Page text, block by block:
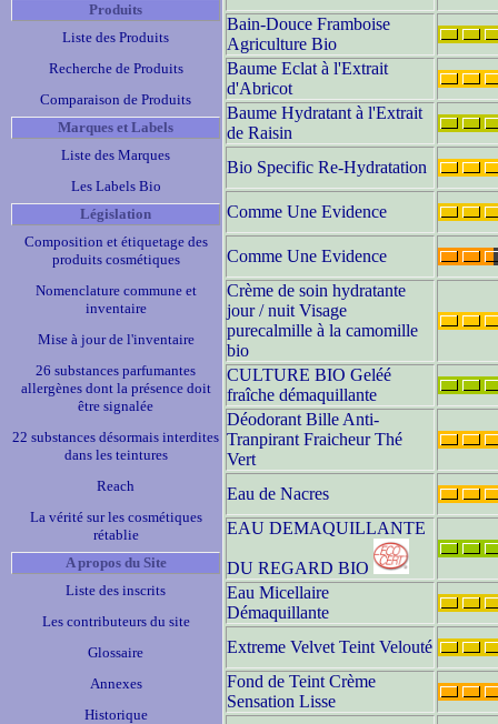
Produits
Liste des Produits
Recherche de Produits
Comparaison de Produits
Marques et Labels
Liste des Marques
Les Labels Bio
Législation
Composition et étiquetage des
produits cosmétiques
Nomenclature commune et
inventaire
Mise à jour de l'inventaire
26 substances parfumantes
allergènes dont la présence doit
être signalée
22 substances désormais interdites
dans les teintures
Reach
La vérité sur les cosmétiques
rétablie
A propos du Site
Liste des inscrits
Les contributeurs du site
Glossaire
Annexes
Historique
Bain-Douce Framboise
Agriculture Bio
Baume Eclat à l'Extrait
d'Abricot
Baume Hydratant à l'Extrait
de Raisin
Bio Specific Re-Hydratation
Comme Une Evidence
Comme Une Evidence
Crème de soin hydratante
jour / nuit Visage
purecalmille à la camomille
bio
CULTURE BIO Geléé
fraîche démaquillante
Déodorant Bille Anti-
Tranpirant Fraicheur Thé
Vert
Eau de Nacres
EAU DEMAQUILLANTE
DU REGARD BIO
Eau Micellaire
Démaquillante
Extreme Velvet Teint Velouté
Fond de Teint Crème
Sensation Lisse